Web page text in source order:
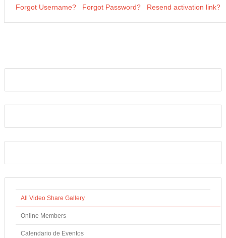
Forgot Username? Forgot Password? Resend activation link?
All Video Share Gallery
Online Members
Calendario de Eventos